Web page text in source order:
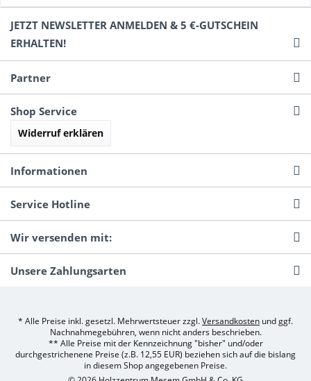
JETZT NEWSLETTER ANMELDEN & 5 €-GUTSCHEIN
ERHALTEN!
Partner
Shop Service
Widerruf erklären
Informationen
Service Hotline
Wir versenden mit:
Unsere Zahlungsarten
* Alle Preise inkl. gesetzl. Mehrwertsteuer zzgl.Versandkosten und ggf.
Nachnahmegebühren, wenn nicht anders beschrieben.
** Alle Preise mit der Kennzeichnung "bisher" und/oder
durchgestrichenene Preise (z.B. 12,55 EUR) beziehen sich auf die bislang
in diesem Shop angegebenen Preise.